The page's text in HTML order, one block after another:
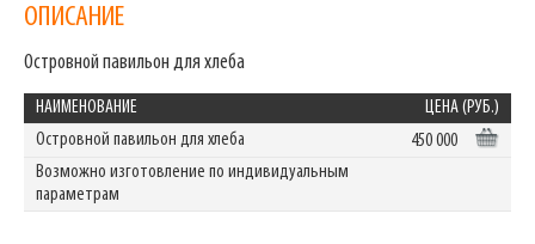
ОПИСАНИЕ
Островной павильон для хлеба
НАИМЕНОВАНИЕ
ЦЕНА (РУБ.)
Островной павильон для хлеба
450 000
Возможно изготовление по индивидуальным
параметрам